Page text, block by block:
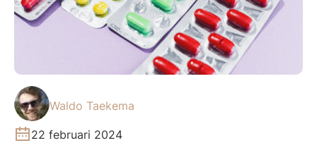
Waldo Taekema
22 februari 2024